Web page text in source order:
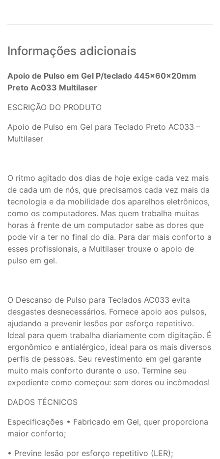
Informações adicionais
Apoio de Pulso em Gel P/teclado 445x60x20mm
Preto Ac033 Multilaser
ESCRIÇÃO DO PRODUTO
Apoio de Pulso em Gel para Teclado Preto AC033 –
Multilaser
O ritmo agitado dos dias de hoje exige cada vez mais
de cada um de nós, que precisamos cada vez mais da
tecnologia e da mobilidade dos aparelhos eletrônicos,
como os computadores. Mas quem trabalha muitas
horas à frente de um computador sabe as dores que
pode vir a ter no final do dia. Para dar mais conforto a
esses profissionais, a Multilaser trouxe o apoio de
pulso em gel.
O Descanso de Pulso para Teclados AC033 evita
desgastes desnecessários. Fornece apoio aos pulsos,
ajudando a prevenir lesões por esforço repetitivo.
Ideal para quem trabalha diariamente com digitação. É
ergonômico e antialérgico, ideal para os mais diversos
perfis de pessoas. Seu revestimento em gel garante
muito mais conforto durante o uso. Termine seu
expediente como começou: sem dores ou incômodos!
DADOS TÉCNICOS
Especificações • Fabricado em Gel, quer proporciona
maior conforto;
• Previne lesão por esforço repetitivo (LER);